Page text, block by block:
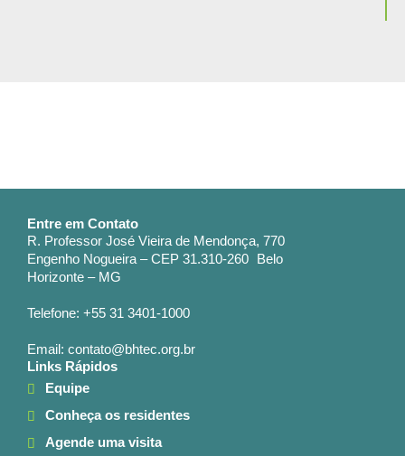
Entre em Contato
R. Professor José Vieira de Mendonça, 770
Engenho Nogueira – CEP 31.310-260 Belo
Horizonte – MG
Telefone: +55 31 3401-1000
Email: contato@bhtec.org.br
Links Rápidos
Equipe
Conheça os residentes
Agende uma visita